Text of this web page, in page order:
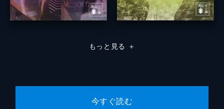
もっと見る ＋
今すぐ読む